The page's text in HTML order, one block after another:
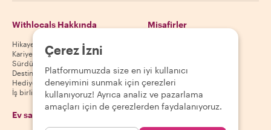
Withlocals Hakkında
Hikayemiz
Kariyer
Sürdürülebilirlik
Destinasyonlar
Hediye kuponları
İş birliği yap
Misafirler
Ev sahipleri Uygulamamızı indir
Çerez İzni
Platformumuzda size en iyi kullanıcı
deneyimini sunmak için çerezleri
kullanıyoruz! Ayrıca analiz ve pazarlama
amaçları için de çerezlerden faydalanıyoruz.